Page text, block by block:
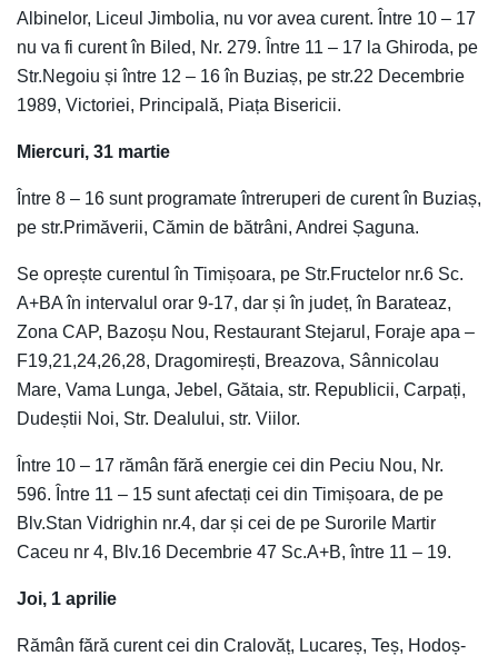
Albinelor, Liceul Jimbolia, nu vor avea curent. Între 10 – 17
nu va fi curent în Biled, Nr. 279. Între 11 – 17 la Ghiroda, pe
Str.Negoiu și între 12 – 16 în Buziaș, pe str.22 Decembrie
1989, Victoriei, Principală, Piața Bisericii.
Miercuri, 31 martie
Între 8 – 16 sunt programate întreruperi de curent în Buziaș,
pe str.Primăverii, Cămin de bătrâni, Andrei Șaguna.
Se oprește curentul în Timișoara, pe Str.Fructelor nr.6 Sc.
A+BA în intervalul orar 9-17, dar și în județ, în Barateaz,
Zona CAP, Bazoșu Nou, Restaurant Stejarul, Foraje apa –
F19,21,24,26,28, Dragomirești, Breazova, Sânnicolau
Mare, Vama Lunga, Jebel, Gătaia, str. Republicii, Carpați,
Dudeștii Noi, Str. Dealului, str. Viilor.
Între 10 – 17 rămân fără energie cei din Peciu Nou, Nr.
596. Între 11 – 15 sunt afectați cei din Timișoara, de pe
Blv.Stan Vidrighin nr.4, dar și cei de pe Surorile Martir
Caceu nr 4, Blv.16 Decembrie 47 Sc.A+B, între 11 – 19.
Joi, 1 aprilie
Rămân fără curent cei din Cralovăț, Lucareș, Teș, Hodoș-